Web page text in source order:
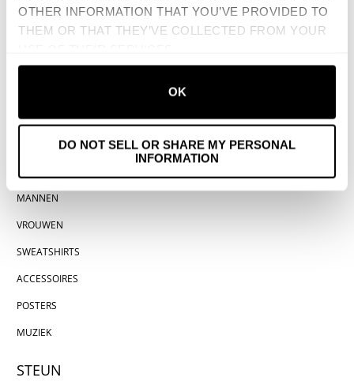
OTHER INFORMATION THAT YOU’VE PROVIDED TO
THEM OR THAT THEY’VE COLLECTED FROM YOUR
OK
DO NOT SELL OR SHARE MY PERSONAL
INFORMATION
MANNEN
VROUWEN
SWEATSHIRTS
ACCESSOIRES
POSTERS
MUZIEK
STEUN